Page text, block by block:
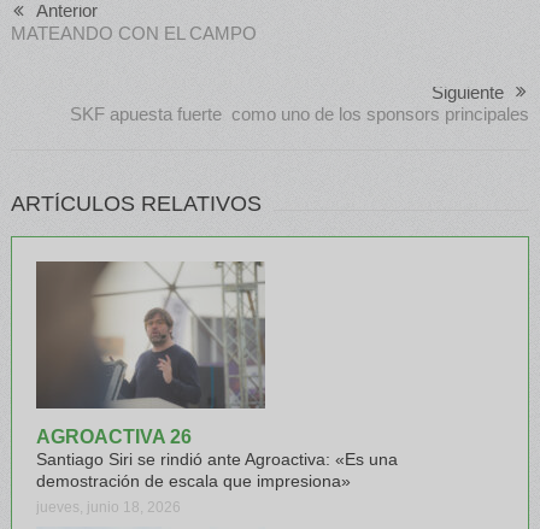
Anterior
MATEANDO CON EL CAMPO
Siguiente
SKF apuesta fuerte como uno de los sponsors principales
ARTÍCULOS RELATIVOS
AGROACTIVA 26
Santiago Siri se rindió ante Agroactiva: «Es una
demostración de escala que impresiona»
jueves, junio 18, 2026